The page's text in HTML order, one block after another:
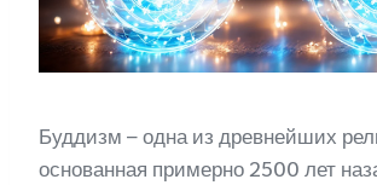
Буддизм – одна из древнейших
основанная примерно 2500 лет